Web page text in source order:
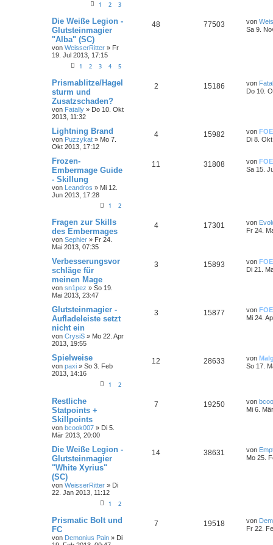
1 2 3
Die Weiße Legion -
Glutsteinmagier
"Alba" (SC)
von WeisserRitter » Fr
19. Jul 2013, 17:15
1 2 3 4 5
48 77503 von
Sa 9.
Prismablitze/Hagel
sturm und
Zusatzschaden?
von Fatally » Do 10. Okt
2013, 11:32
2 15186 von
Do 10.
Lightning Brand
von Puzzykat » Mo 7.
Okt 2013, 17:12
4 15982 von FOE
Di 8.
Frozen-
Embermage Guide
- Skillung
von Leandros » Mi 12.
Jun 2013, 17:28
1 2
11 31808 von FOE
Sa 15.
Fragen zur Skills
des Embermages
von Sephier » Fr 24.
Mai 2013, 07:35
4 17301 von
Fr 24.
Verbesserungsvor
schläge für
meinen Mage
von sn1pez » So 19.
Mai 2013, 23:47
3 15893 von FOE
Di 21.
Glutsteinmagier -
Aufladeleiste setzt
nicht ein
von CrysiS » Mo 22. Apr
2013, 19:55
3 15877 von FOE
Mi 24.
Spielweise
von paxi » So 3. Feb
2013, 14:16
1 2
12 28633 von
So 17.
Restliche
Statpoints +
Skillpoints
von bcook007 » Di 5.
Mär 2013, 20:00
7 19250 von
Mi 6.
Die Weiße Legion -
Glutsteinmagier
"White Xyrius"
(SC)
von WeisserRitter » Di
22. Jan 2013, 11:12
1 2
14 38631 von
Mo 25.
Prismatic Bolt und
FC
von Demonius Pain » Di
7 19518 von
Fr 22.